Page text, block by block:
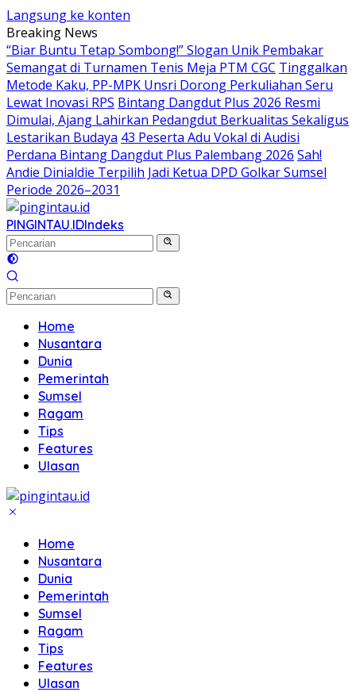
Langsung ke konten
Breaking News
“Biar Buntu Tetap Sombong!” Slogan Unik Pembakar
Semangat di Turnamen Tenis Meja PTM CGC Tinggalkan
Metode Kaku, PP-MPK Unsri Dorong Perkuliahan Seru
Lewat Inovasi RPS Bintang Dangdut Plus 2026 Resmi
Dimulai, Ajang Lahirkan Pedangdut Berkualitas Sekaligus
Lestarikan Budaya 43 Peserta Adu Vokal di Audisi
Perdana Bintang Dangdut Plus Palembang 2026 Sah!
Andie Dinialdie Terpilih Jadi Ketua DPD Golkar Sumsel
Periode 2026–2031
PINGINTAU.IDIndeks
Home
Nusantara
Dunia
Pemerintah
Sumsel
Ragam
Tips
Features
Ulasan
Home
Nusantara
Dunia
Pemerintah
Sumsel
Ragam
Tips
Features
Ulasan